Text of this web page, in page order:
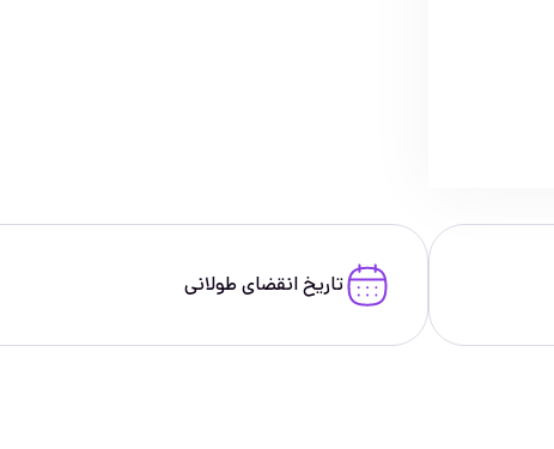
تاریخ انقضای طولانی